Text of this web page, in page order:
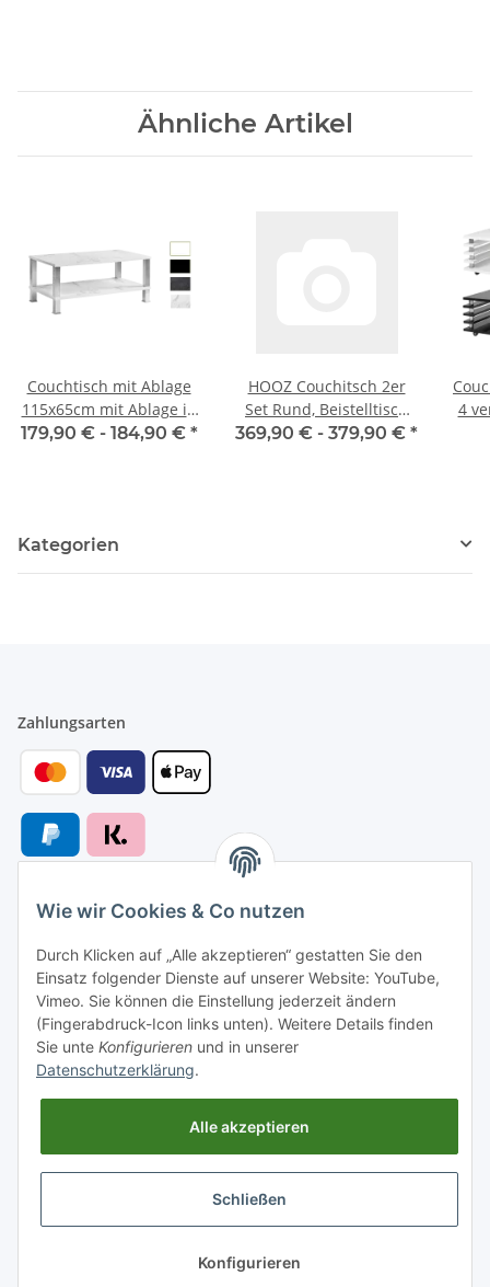
Ähnliche Artikel
Couchtisch mit Ablage
115x65cm mit Ablage in
2. ver Höhen u. Farben
179,90 € - 184,90 € *
HOOZ Couchitsch 2er
Set Rund, Beistelltisch
Metall, Wohnzimmer
369,90 € - 379,90 € *
4
Kategorien
Zahlungsarten
Versandarten
Versand nach
Gesetzliche Informationen
* Alle Preise inkl. gesetzlicher USt., zzgl.Versand
Wie wir Cookies & Co nutzen
Durch Klicken auf „Alle akzeptieren“ gestatten Sie den
Einsatz folgender Dienste auf unserer Website: YouTube,
Vimeo. Sie können die Einstellung jederzeit ändern
(Fingerabdruck-Icon links unten). Weitere Details finden
Sie unte Konfigurieren und in unserer
Datenschutzerklärung.
Alle akzeptieren
Schließen
Konfigurieren